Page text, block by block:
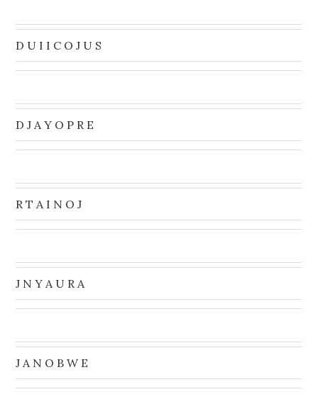
D U I I C O J U S
D J A Y O P R E
R T A I N O J
J N Y A U R A
J A N O B W E